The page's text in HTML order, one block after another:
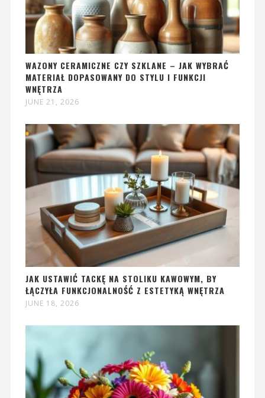
WAZONY CERAMICZNE CZY SZKLANE – JAK WYBRAĆ
MATERIAŁ DOPASOWANY DO STYLU I FUNKCJI
WNĘTRZA
JUNE 21, 2026
JAK USTAWIĆ TACKĘ NA STOLIKU KAWOWYM, BY
ŁĄCZYŁA FUNKCJONALNOŚĆ Z ESTETYKĄ WNĘTRZA
JUNE 18, 2026